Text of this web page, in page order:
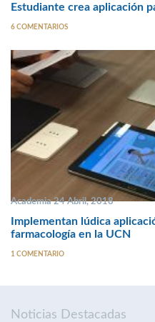
Estudiante crea aplicación
6 COMENTARIOS
Academia 24 Abril, 2018
Implementan lúdica
farmacología en la UCN
1 COMENTARIO
Noticias Destacadas